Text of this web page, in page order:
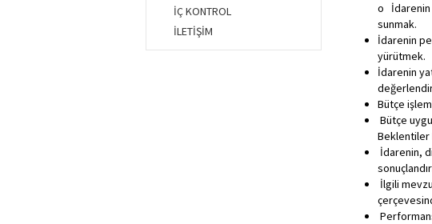
İÇ KONTROL
İLETİŞİM
o İdarenin
sunmak.
İdarenin
yürütmek.
İdarenin
Bütçe
Bütçe
Beklentiler
İdarenin,
İlgili